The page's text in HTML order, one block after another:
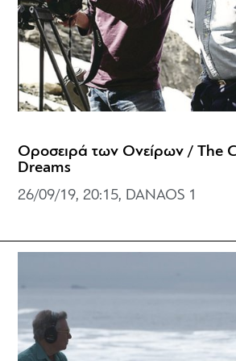
Οροσειρά των Ονείρων / The
Dreams
26/09/19, 20:15, DANAOS 1